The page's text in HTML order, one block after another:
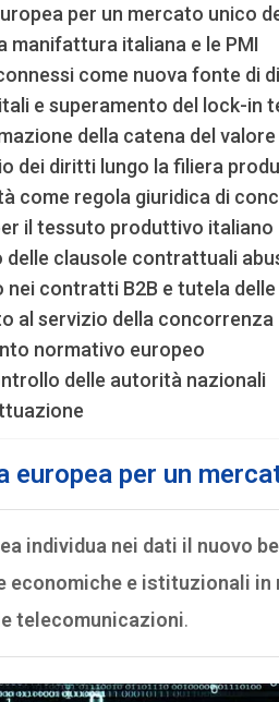
per un mercato unico
manifattura italiana e le PMI
come nuova fonte di
e superamento del lock-in
della catena del valore
dei diritti lungo la filiera
come regola giuridica di
il tessuto produttivo italiano
delle clausole contrattuali
nei contratti B2B e tutela delle
al servizio della concorrenza
normativo europeo
delle autorità nazionali
europea per un
individua nei dati il nuovo
economiche e istituzionali in
telecomunicazioni.